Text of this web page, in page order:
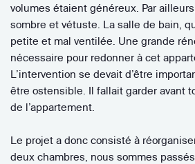
volumes étaient généreux. Par
sombre et vétuste. La salle de bain,
petite et mal ventilée. Une grande
nécessaire pour redonner à cet
L’intervention se devait d’être
être ostensible. Il fallait garder avant
de l’appartement.
Le projet a donc consisté à
deux chambres, nous sommes